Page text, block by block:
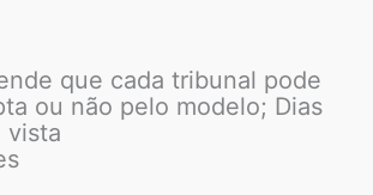
que cada tribunal pode
ou não pelo modelo; Dias
vista